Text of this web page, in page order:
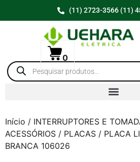
(11) 2723-3566 (11)
0
Início / INTERRUPTORES E
ACESSÓRIOS / PLACAS / PLACA
BRANCA 106026